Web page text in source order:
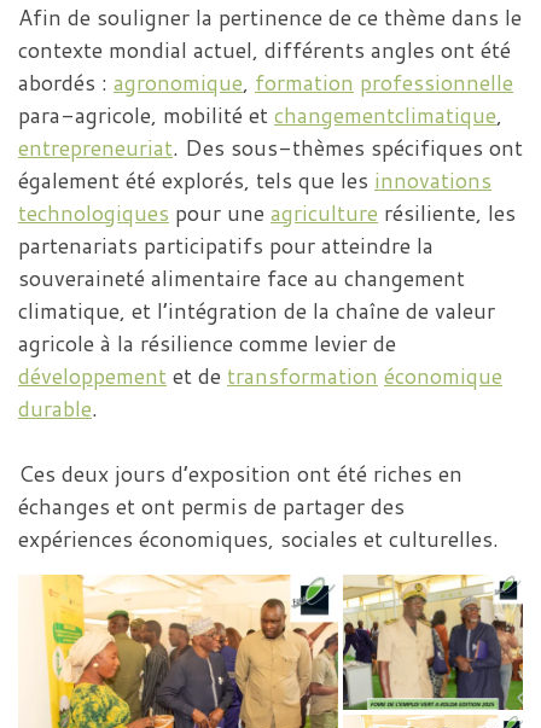
Afin de souligner la pertinence de ce thème dans le
contexte mondial actuel, différents angles ont été
abordés : agronomique, formation professionnelle
para-agricole, mobilité etchangementclimatique,
entrepreneuriat. Des sous-thèmes spécifiques ont
également été explorés, tels que les innovations
technologiques pour une agriculture résiliente, les
partenariats participatifs pour atteindre la
souveraineté alimentaire face au changement
climatique, et l’intégration de la chaîne de valeur
agricole à la résilience comme levier de
développementet de transformation économique
durable.
Ces deux jours d’exposition ont été riches en
échanges et ont permis de partager des
expériences économiques, sociales et culturelles.